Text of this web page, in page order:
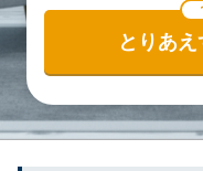
とりあ